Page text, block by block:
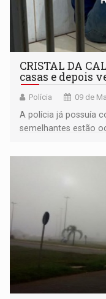
CRISTAL DA
casas e depois
Polícia 09 de
​A polícia já possuía
semelhantes estão